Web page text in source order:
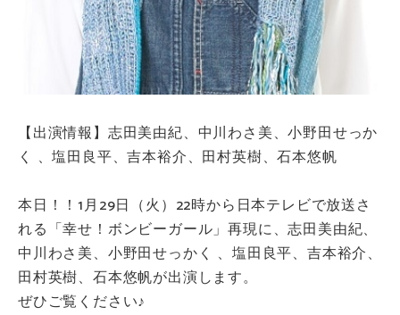
【出演情報】志田美由紀、中川わさ美、小野田せっか
く 、塩田良平、吉本裕介、田村英樹、石本悠帆
本日！！1月29日（火）22時から日本テレビで放送さ
れる「幸せ！ボンビーガール」再現に、志田美由紀、
中川わさ美、小野田せっかく 、塩田良平、吉本裕介、
田村英樹、石本悠帆が出演します。
ぜひご覧ください♪